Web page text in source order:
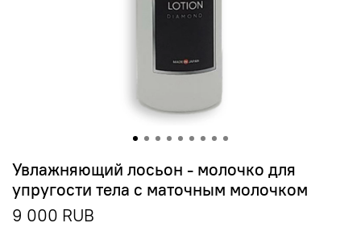
Увлажняющий лосьон - молочко для
упругости тела с маточным молочком
9 000 RUB